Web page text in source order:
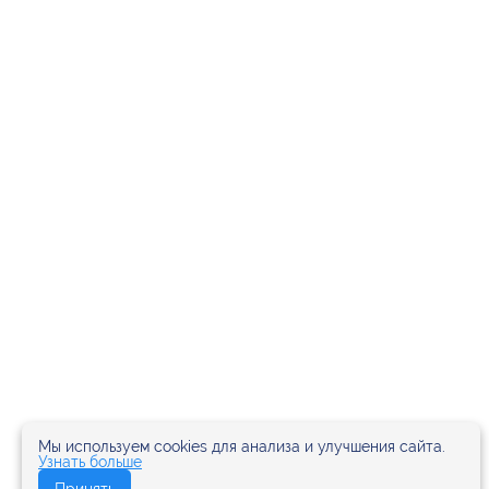
Мы используем cookies для анализа и улучшения сайта.
Узнать больше